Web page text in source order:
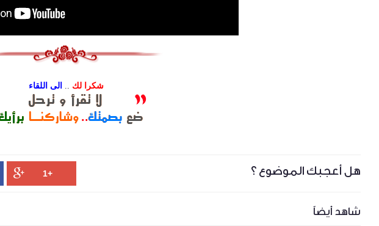
شكرا لك .. الى اللقاء
هل أعجبك الموضوع ؟
شاهد أيضاً